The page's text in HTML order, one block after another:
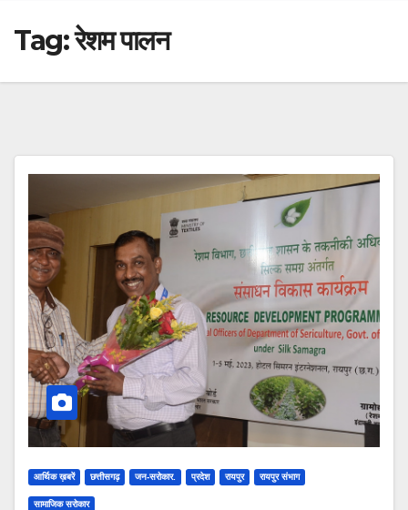
Tag:रेशम पालन
आर्थिक ख़बरें छत्तीसगढ़ जन-सरोकार. प्रदेश रायपुर रायपुर संभाग
सामाजिक सरोकार